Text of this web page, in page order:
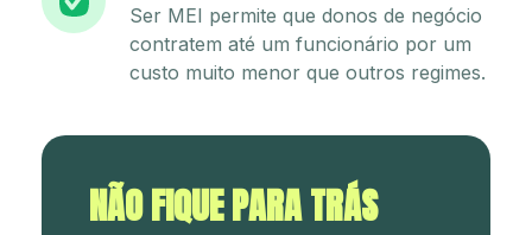
Ser MEI permite que donos de negócio
contratem até um funcionário por um
custo muito menor que outros regimes.
NÃO FIQUE PARA TRÁS